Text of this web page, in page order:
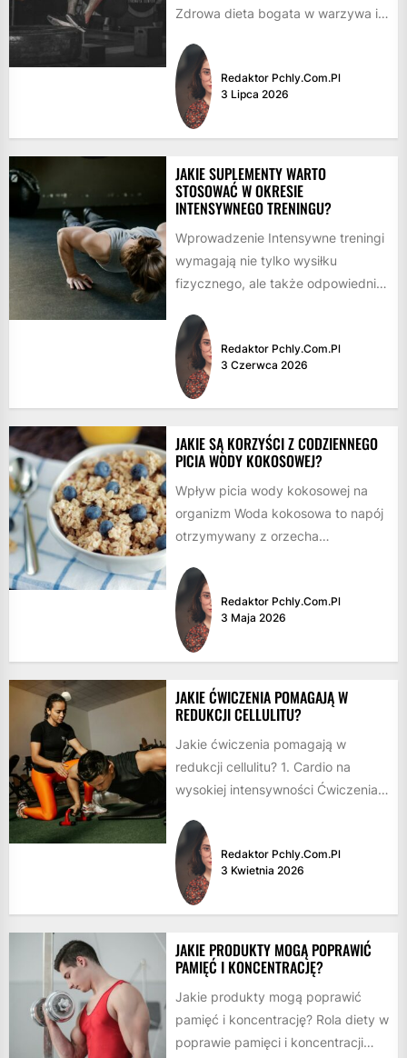
Zdrowa dieta bogata w warzywa i
Redaktor Pchly.com.pl
3 Lipca 2026
JAKIE SUPLEMENTY WARTO
STOSOWAĆ W OKRESIE
INTENSYWNEGO TRENINGU?
Wprowadzenie Intensywne treningi
wymagają nie tylko wysiłku
fizycznego, ale także odpowiedniej
organizm w regeneracji i
osiągnięciu optymalnych...
Redaktor Pchly.com.pl
3 Czerwca 2026
JAKIE SĄ KORZYŚCI Z CODZIENNEGO
PICIA WODY KOKOSOWEJ?
Wpływ picia wody kokosowej na
organizm Woda kokosowa to napój
otrzymywany z orzecha
witaminy i minerały....
Redaktor Pchly.com.pl
3 Maja 2026
JAKIE ĆWICZENIA POMAGAJĄ W
REDUKCJI CELLULITU?
Jakie ćwiczenia pomagają w
redukcji cellulitu? 1. Cardio na
wysokiej intensywności Ćwiczenia
takie jak bieganie, rower...
Redaktor Pchly.com.pl
3 Kwietnia 2026
JAKIE PRODUKTY MOGĄ POPRAWIĆ
PAMIĘĆ I KONCENTRACJĘ?
Jakie produkty mogą poprawić
pamięć i koncentrację? Rola diety w
poprawie pamięci i koncentracji